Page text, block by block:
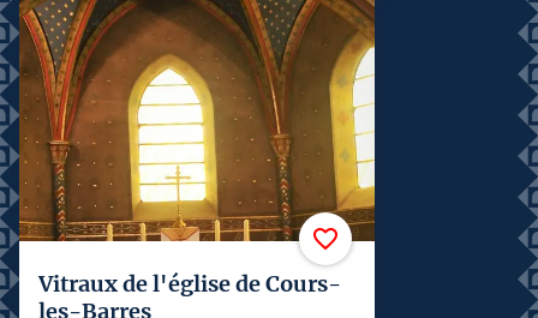
Vitraux de l'église de Cours-
les-Barres